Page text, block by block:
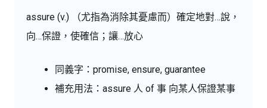
assure (v.) （尤指為消除其憂慮而）確定地對…說，
向…保證，使確信；讓…放心
同義字：promise, ensure, guarantee
補充用法：assure 人 of 事 向某人保證某事